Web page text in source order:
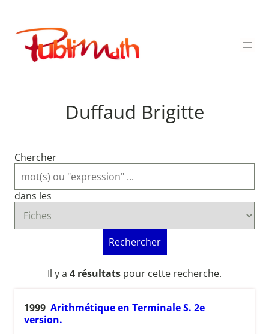
contenu
Publimath
Duffaud Brigitte
Chercher
dans les
Rechercher
Il y a 4 résultats pour cette recherche.
1999 Arithmétique en Terminale S. 2e
version.